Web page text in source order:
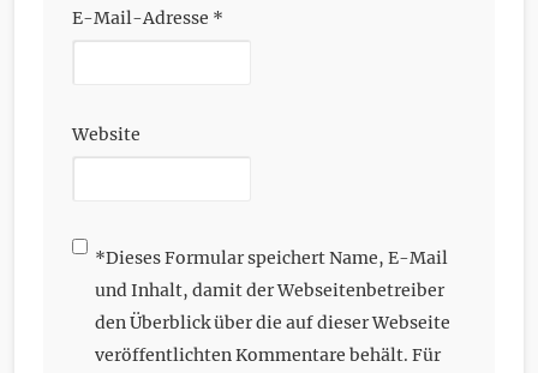
E-Mail-Adresse *
Website
*Dieses Formular speichert Name, E-Mail
und Inhalt, damit der Webseitenbetreiber
den Überblick über die auf dieser Webseite
veröffentlichten Kommentare behält. Für